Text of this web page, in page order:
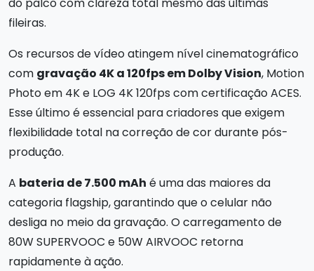
fileiras.
Os recursos de vídeo atingem nível cinematográfico
com gravação 4K a 120fps em Dolby Vision, Motion
Photo em 4K e LOG 4K 120fps com certificação ACES.
Esse último é essencial para criadores que exigem
flexibilidade total na correção de cor durante pós-
produção.
A bateria de 7.500 mAh é uma das maiores da
categoria flagship, garantindo que o celular não
desliga no meio da gravação. O carregamento de
80W SUPERVOOC e 50W AIRVOOC retorna
rapidamente à ação.